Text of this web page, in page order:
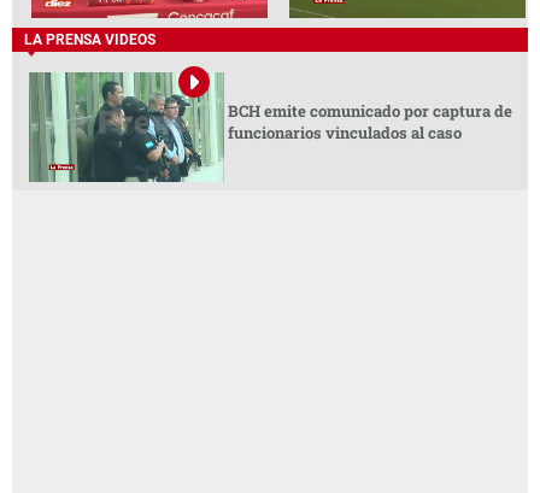
LA PRENSA VIDEOS
BCH emite comunicado por captura de
funcionarios vinculados al caso